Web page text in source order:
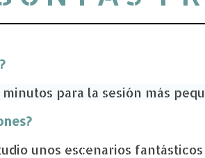
minutos para la sesión más
unos escenarios